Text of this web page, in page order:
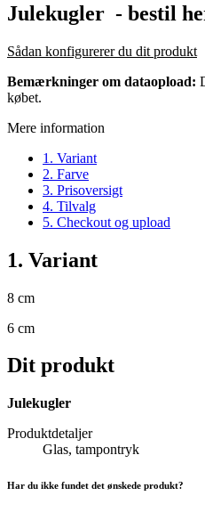
Julekugler - bestil
Sådan konfigurerer du dit produkt
Bemærkninger om dataopload:
købet.
Mere information
1. Variant
2. Farve
3. Prisoversigt
4. Tilvalg
5. Checkout og upload
1. Variant
8 cm
6 cm
Dit produkt
Julekugler
Produktdetaljer
Glas, tampontryk
Har du ikke fundet det ønskede produkt?